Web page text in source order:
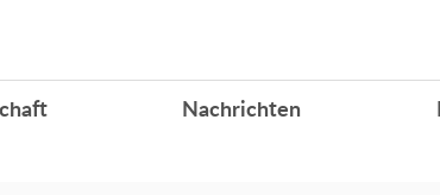
Nachrichten